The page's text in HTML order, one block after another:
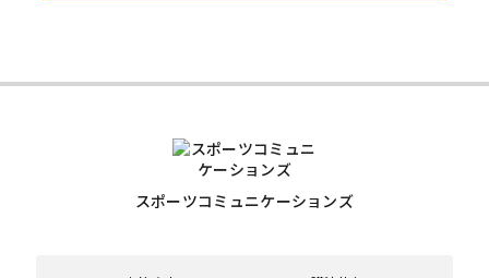
スポーツコミュニケーションズ